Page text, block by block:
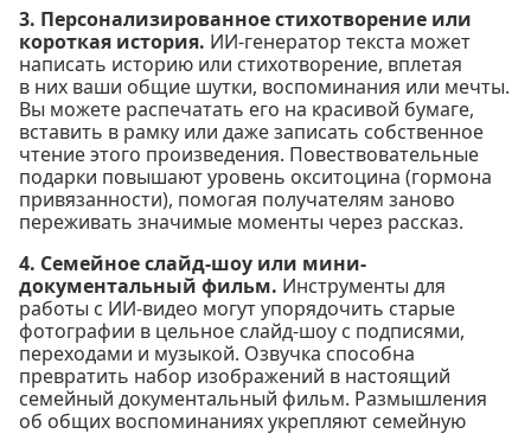
3. Персонализированное стихотворение или
короткая история. ИИ-генератор текста может
написать историю или стихотворение, вплетая
в них ваши общие шутки, воспоминания или мечты.
Вы можете распечатать его на красивой бумаге,
вставить в рамку или даже записать собственное
чтение этого произведения. Повествовательные
подарки повышают уровень окситоцина (гормона
привязанности), помогая получателям заново
переживать значимые моменты через рассказ.
4. Семейное слайд-шоу или мини-
документальный фильм. Инструменты для
работы с ИИ-видео могут упорядочить старые
фотографии в цельное слайд-шоу с подписями,
переходами и музыкой. Озвучка способна
превратить набор изображений в настоящий
семейный документальный фильм. Размышления
об общих воспоминаниях укрепляют семейную